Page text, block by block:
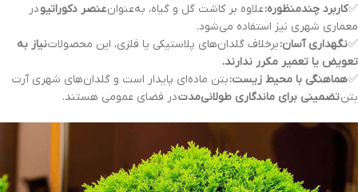
✅کاربرد چندمنظوره:علاوه بر کاشت گل و گیاه، به‌عنوانعنصر دکوراتیودر
معماری شهری نیز استفاده می‌شود.
✅نگهداری آسان:برخلاف گلدان‌های پلاستیکی یا فلزی، این محصولاتنیاز به
تعویض یا تعمیر مکرر ندارند.
✅هماهنگی با محیط زیست:بتن ماده‌ای پایدار است و گلدان‌های شهری آرت
بتنتضمینی برای ماندگاری طولانی‌مدتدر فضای عمومی هستند.